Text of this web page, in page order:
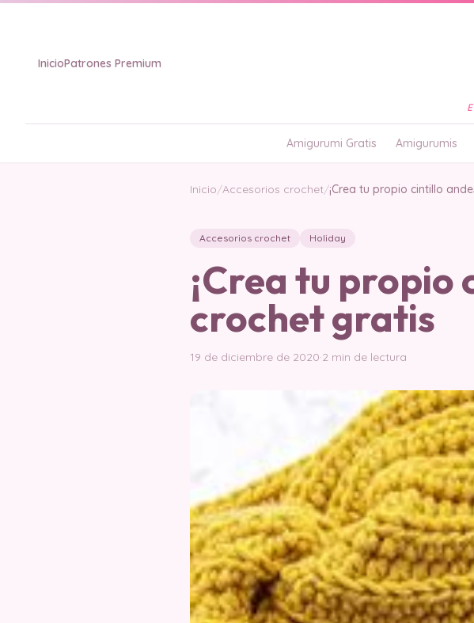
InicioPatrones Premium
Amigurumi Gratis Amigurumis
Inicio/Accesorios crochet/¡Crea tu propio cintillo
Accesorios crochet Holiday
¡Crea tu propio
crochet gratis
19 de diciembre de 2020·2 min de lectura